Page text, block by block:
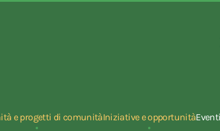
e progetti di comunitàIniziative e opportunitàEventi